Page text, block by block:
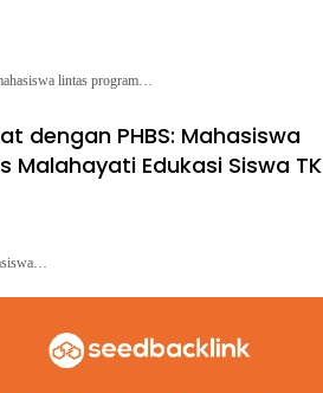
lintas program…
dengan PHBS: Mahasiswa
Malahayati Edukasi Siswa TK